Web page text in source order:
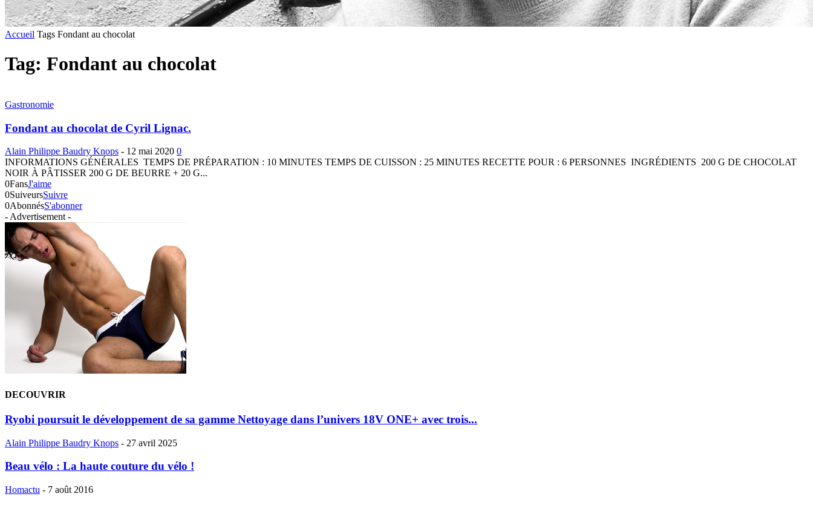
Accueil Tags Fondant au chocolat
Tag: Fondant au chocolat
Gastronomie
Fondant au chocolat de Cyril Lignac.
Alain Philippe Baudry Knops - 12 mai 2020 0
INFORMATIONS GÉNÉRALES TEMPS DE PRÉPARATION : 10 MINUTES TEMPS DE CUISSON : 25 MINUTES RECETTE POUR : 6 PERSONNES INGRÉDIENTS 200 G DE CHOCOLAT
NOIR À PÂTISSER 200 G DE BEURRE + 20 G...
0FansJ'aime
0SuiveursSuivre
0AbonnésS'abonner
- Advertisement -
DECOUVRIR
Ryobi poursuit le développement de sa gamme Nettoyage dans l’univers 18V ONE+ avec trois...
Alain Philippe Baudry Knops - 27 avril 2025
Beau vélo : La haute couture du vélo !
Homactu - 7 août 2016